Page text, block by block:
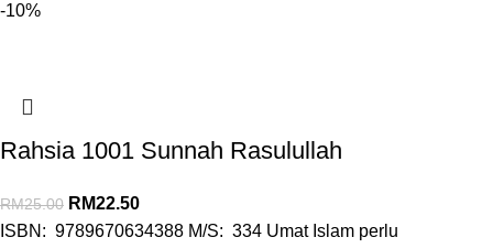
-10%
Rahsia 1001 Sunnah Rasulullah
RM25.00 RM22.50
ISBN: 9789670634388 M/S: 334 Umat Islam perlu